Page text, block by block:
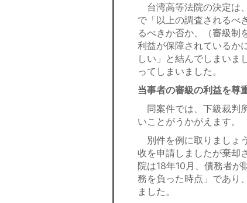
台湾高等法院の決定は
で「以上の調査されるべ
るべきか否か、（審級制
利益が保障されているか
しい」と結んでしまいま
ってしまいました。
当事者の審級の利益を尊
同案件では、下級裁判
いことがうかがえます。
別件を例に取りましょ
收を申請しましたが棄却
院は18年10月、債務者が
務を負った時点」であり
ました。